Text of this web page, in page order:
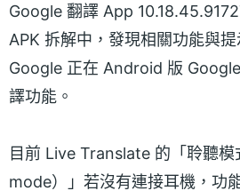
Google 翻譯 App
APK 拆解中，發現相關功能與
Google 正在 Android 版
譯功能。
目前 Live Translate 的「聆聽
mode）」若沒有連接耳機，功